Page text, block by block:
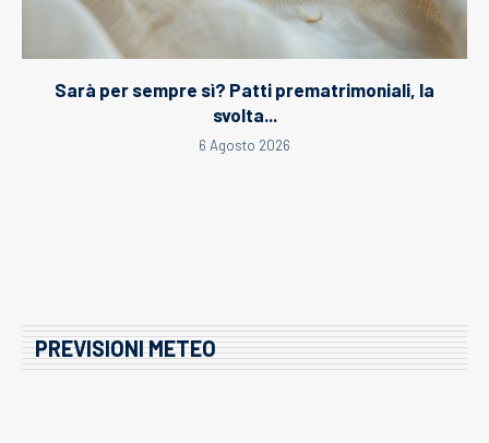
Sarà per sempre sì? Patti prematrimoniali, la
svolta...
6 Agosto 2026
PREVISIONI METEO